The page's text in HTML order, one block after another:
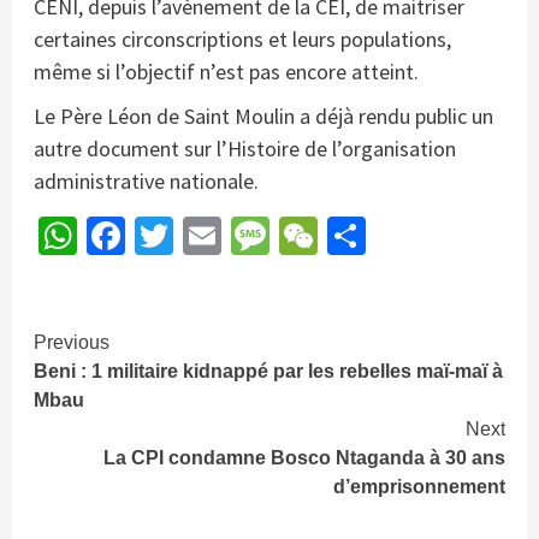
CENI, depuis l’avènement de la CEI, de maitriser
certaines circonscriptions et leurs populations,
même si l’objectif n’est pas encore atteint.
Le Père Léon de Saint Moulin a déjà rendu public un
autre document sur l’Histoire de l’organisation
administrative nationale.
WhatsApp
Facebook
Twitter
EmailMessage
WeChat
Continue
Reading
Previous
Beni : 1 militaire kidnappé par les rebelles maï-maï à
Mbau
Next
La CPI condamne Bosco Ntaganda à 30 ans
d’emprisonnement